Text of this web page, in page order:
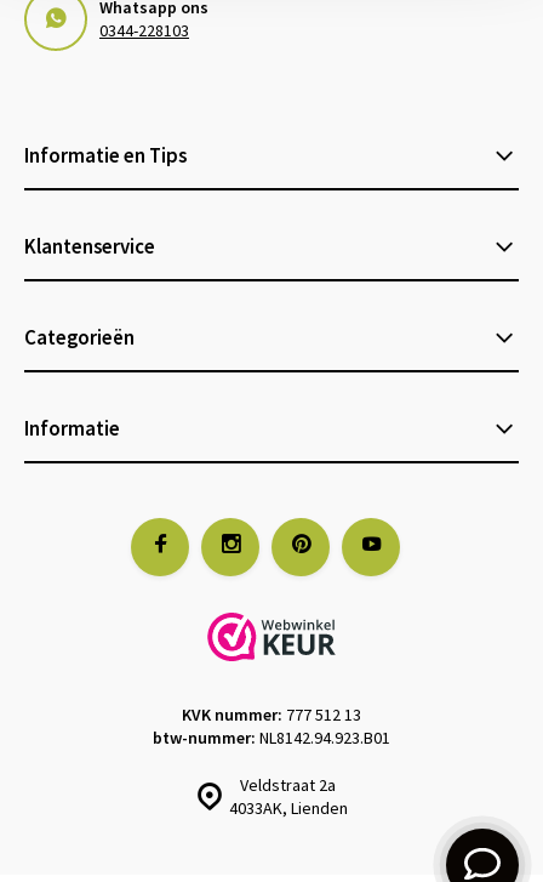
Whatsapp ons
0344-228103
Informatie en Tips
Klantenservice
Categorieën
Informatie
Veldstraat 2a
4033AK, Lienden
KVK nummer: 777 512 13
btw-nummer: NL8142.94.923.B01